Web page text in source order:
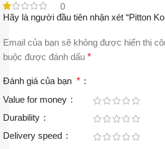
0
Hãy là người đầu tiên nhận xét “Pitton
Email của bạn sẽ không được hiển thị
buộc được đánh dấu *
Đánh giá của bạn *
Value for money
Durability
Delivery speed